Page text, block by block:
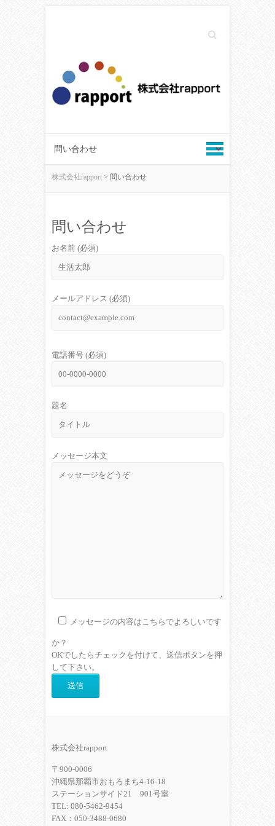
Search
株式会社rapport > 問い合わせ
問い合わせ
お名前 (必須)
メールアドレス (必須)
電話番号 (必須)
題名
メッセージ本文
メッセージの内容はこちらでよろしいです
か？
OKでしたらチェックを付けて、送信ボタンを押
して下さい。
株式会社rapport
〒900-0006
沖縄県那覇市おもろまち4-16-18
ステーションサイド21 901号室
TEL: 080-5462-9454
FAX：050-3488-0680